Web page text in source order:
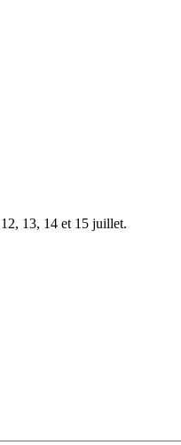
13, 14 et 15 juillet.